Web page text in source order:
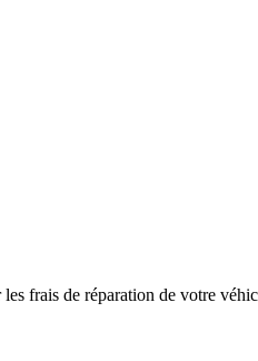
frais de réparation de votre